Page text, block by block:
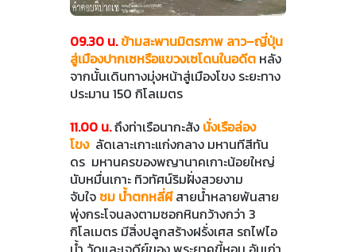
09.30 น.ข้ามสะพานมิตรภาพ ลาว–ญี่ปุ่น
สู่เมืองปากเซหรือแขวงเซโดนในอดีต หลัง
จากนั้นเดินทางมุ่งหน้าสู่เมืองโขง ระยะทาง
ประมาน 150 กิโลเมตร
11.00 น.ถึงท่าเรือนากะสัง นั่งเรือล่อง
โขง ลัดเลาะเกาะแก่งกลาง มหานทีสีทัน
ดร มหานครของพญานาคเกาะน้อยใหญ่
นับหมื่นเกาะ ทิวทัศน์ริมฝั่งสวยงาม
จับใจชม น้ำตกหลี่ผีสายน้ำหลายพันสาย
พุ่งกระโจนลงตามซอกหินกว้างกว่า 3
กิโลเมตร มีสิ่งปลูกสร้างฝรั่งเศส รถไฟไอ